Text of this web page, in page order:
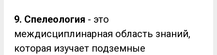
9. Спелеология - это
междисциплинарная область знаний,
которая изучает подземные